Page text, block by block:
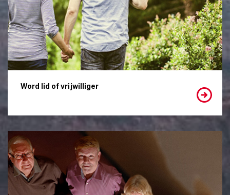
Word lid of vrijwilliger